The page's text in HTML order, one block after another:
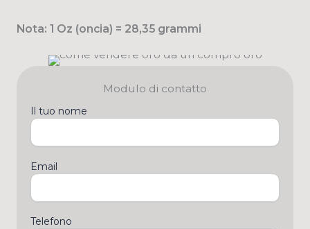
Nota: 1 Oz (oncia) = 28,35 grammi
Modulo di contatto
Il tuo nome
Email
Telefono